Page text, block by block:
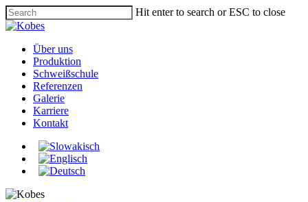
Skip
to
content
Hit enter to search or ESC to close
Close
Menu
Über uns
Produktion
Schweißschule
Referenzen
Galerie
Karriere
Kontakt